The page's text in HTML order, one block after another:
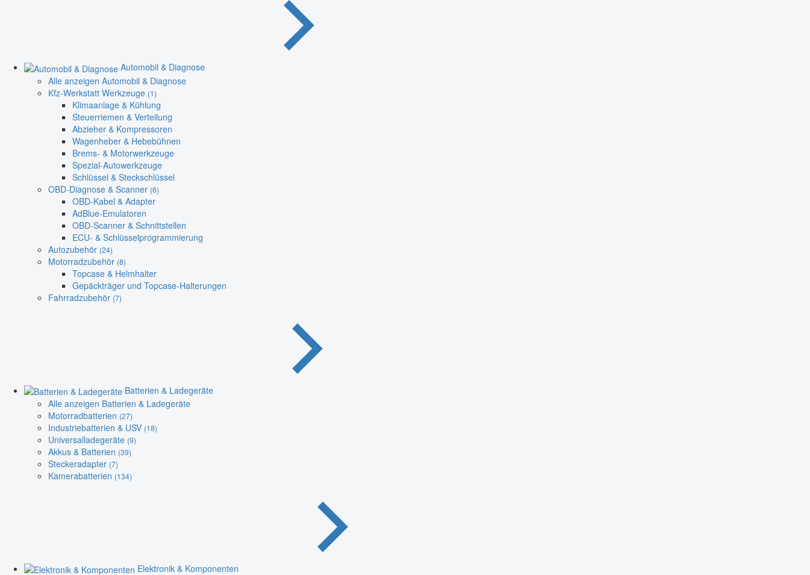
Automobil & Diagnose
Alle anzeigen Automobil & Diagnose
Kfz-Werkstatt Werkzeuge (1)
Klimaanlage & Kühlung
Steuerriemen & Verteilung
Abzieher & Kompressoren
Wagenheber & Hebebühnen
Brems- & Motorwerkzeuge
Spezial-Autowerkzeuge
Schlüssel & Steckschlüssel
OBD-Diagnose & Scanner (6)
OBD-Kabel & Adapter
AdBlue-Emulatoren
OBD-Scanner & Schnittstellen
ECU- & Schlüsselprogrammierung
Autozubehör (24)
Motorradzubehör (8)
Topcase & Helmhalter
Gepäckträger und Topcase-Halterungen
Fahrradzubehör (7)
Batterien & Ladegeräte
Alle anzeigen Batterien & Ladegeräte
Motorradbatterien (27)
Industriebatterien & USV (18)
Universalladegeräte (9)
Akkus & Batterien (39)
Steckeradapter (7)
Kamerabatterien (134)
Elektronik & Komponenten